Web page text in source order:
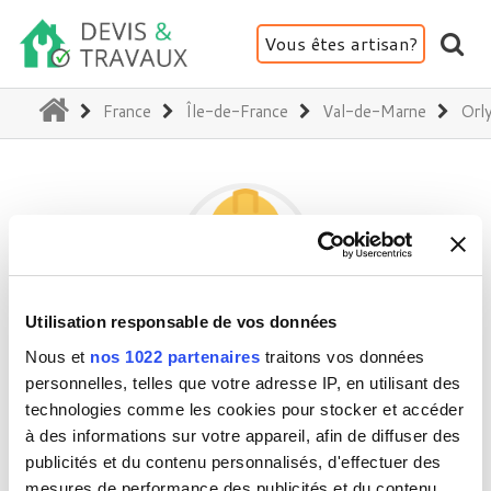
Utilisation responsable de vos données
Nous et nos 1022 partenaires traitons vos données
personnelles, telles que votre adresse IP, en utilisant des
technologies comme les cookies pour stocker et accéder
à des informations sur votre appareil, afin de diffuser des
publicités et du contenu personnalisés, d'effectuer des
Vous êtes artisan?
(current)
France Île-de-France Val-de-Marne
IRPCHPLOMBERIE
94310 Orly
Activité(s) : Plomberie